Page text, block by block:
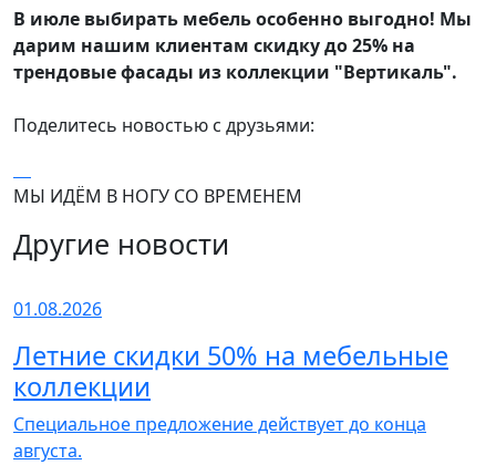
В июле выбирать мебель особенно выгодно! Мы
дарим нашим клиентам скидку до 25% на
трендовые фасады из коллекции "Вертикаль".
Поделитесь новостью с друзьями:
МЫ ИДЁМ В НОГУ СО ВРЕМЕНЕМ
Другие новости
01.08.2026
Летние скидки 50% на мебельные
коллекции
Специальное предложение действует до конца
августа.